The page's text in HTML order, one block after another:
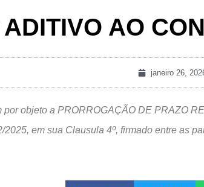
ADITIVO AO
janeiro 26,
por objeto a PRORROGAÇÃO DE PRAZO
2025, em sua Clausula 4º, firmado entre as